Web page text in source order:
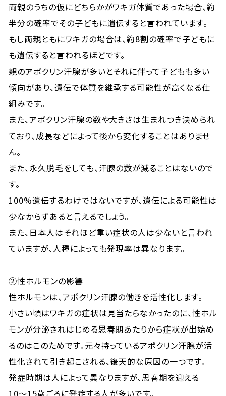
両親のうちの仮にどちらかがワキガ体質であった場合、約
半分の確率でその子どもに遺伝すると言われています。
もし両親ともにワキガの場合は、約8割の確率で子どもに
も遺伝すると言われるほどです。
親のアポクリン汗腺が多いとそれに伴って子どもも多い
傾向があり、遺伝で体質を継承する可能性が高くなる仕
組みです。
また、アポクリン汗腺の数や大きさは生まれつき決められ
ており、成長などによって後から変化することはありませ
ん。
また、永久脱毛をしても、汗腺の数が減ることはないので
す。
100%遺伝するわけではないですが、遺伝による可能性は
少なからずあると言えるでしょう。
また、日本人はそれほど重い症状の人は少ないと言われ
ていますが、人種によっても発現率は異なります。
②性ホルモンの影響
性ホルモンは、アポクリン汗腺の働きを活性化します。
小さい頃はワキガの症状は見当たらなかったのに、性ホル
モンが分泌されはじめる思春期あたりから症状が出始め
るのはこのためです。元々持っているアポクリン汗腺が活
性化されて引き起こされる、後天的な原因の一つです。
発症時期は人によって異なりますが、思春期を迎える
10〜15歳ごろに発症する人が多いです。